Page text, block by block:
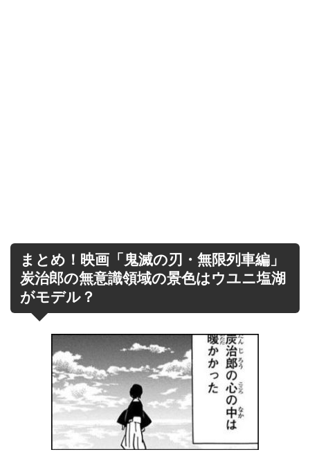
まとめ！映画「鬼滅の刃・無限列車編」
炭治郎の無意識領域の景色はウユニ塩湖
がモデル？